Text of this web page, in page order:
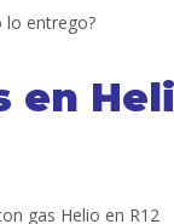
lo entrego?
en
gas Helio en R12